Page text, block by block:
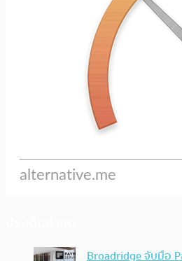
Broadridge จับมือ